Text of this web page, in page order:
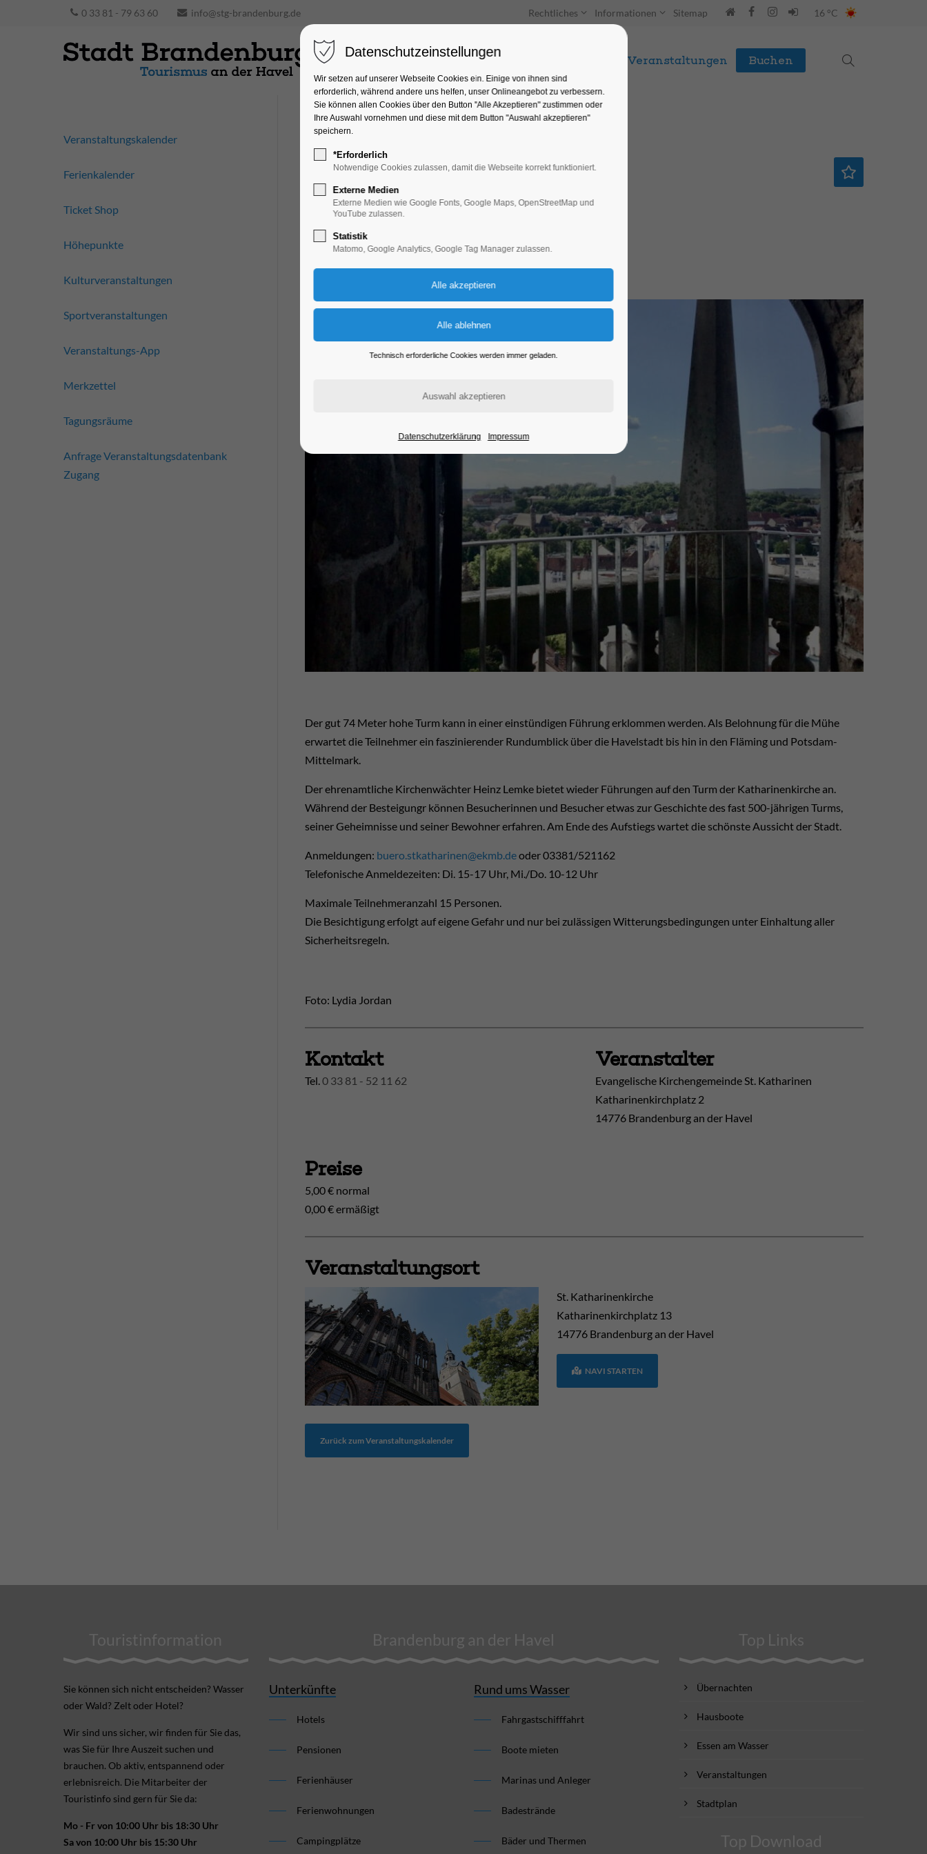
0 33 81 - 79 63 60 info@stg-brandenburg.de Rechtliches Informationen Sitemap 16 °C
Unterkünfte Entdecken & Erleben Veranstaltungen Buchen
Turmführung St.
Katharinenkirche
Führung
19.06.2025, 13:00–14:00
Der gut 74 Meter hohe Turm kann in einer einstündigen Führung erklommen werden. Als Belohnung für die Mühe
erwartet die Teilnehmer ein faszinierender Rundumblick über die Havelstadt bis hin in den Fläming und Potsdam-
Mittelmark.
Der ehrenamtliche Kirchenwächter Heinz Lemke bietet wieder Führungen auf den Turm der Katharinenkirche an.
Während der Besteigungr können Besucherinnen und Besucher etwas zur Geschichte des fast 500-jährigen Turms,
seiner Geheimnisse und seiner Bewohner erfahren. Am Ende des Aufstiegs wartet die schönste Aussicht der Stadt.
Anmeldungen: buero.stkatharinen@ekmb.deoder 03381/521162
Telefonische Anmeldezeiten: Di. 15-17 Uhr, Mi./Do. 10-12 Uhr
Maximale Teilnehmeranzahl 15 Personen.
Die Besichtigung erfolgt auf eigene Gefahr und nur bei zulässigen Witterungsbedingungen unter Einhaltung aller
Sicherheitsregeln.
Foto: Lydia Jordan
Kontakt
Tel. 0 33 81 - 52 11 62
Veranstalter
Evangelische Kirchengemeinde St. Katharinen
Katharinenkirchplatz 2
14776 Brandenburg an der Havel
Preise
5,00 € normal
0,00 € ermäßigt
Veranstaltungsort
St. Katharinenkirche
Katharinenkirchplatz 13
14776 Brandenburg an der Havel
NAVI STARTEN
Zurück zum Veranstaltungskalender
Veranstaltungskalender
Ferienkalender
Ticket Shop
Höhepunkte
Kulturveranstaltungen
Sportveranstaltungen
Veranstaltungs-App
Merkzettel
Tagungsräume
Anfrage Veranstaltungsdatenbank
Zugang
Touristinformation
Sie können sich nicht ent­scheiden? Wasser
oder Wald? Zelt oder Hotel?
Wir sind uns sicher, wir finden für Sie das,
was Sie für Ihre Aus­zeit suchen und
brauchen. Ob aktiv, ent­spannend oder
erlebnis­reich. Die Mitarbeiter der
Touristinfo sind gern für Sie da:
Mo - Fr von 10:00 Uhr bis 18:30 Uhr
Sa von 10:00 Uhr bis 15:30 Uhr
Brandenburg an der Havel
Unterkünfte
Hotels
Pensionen
Ferienhäuser
Ferienwohnungen
Campingplätze
Rund ums Wasser
Fahrgastschifffahrt
Boote mieten
Marinas und Anleger
Badestrände
Bäder und Thermen
Top Links
Übernachten
Hausboote
Essen am Wasser
Veranstaltungen
Stadtplan
Top Download
Datenschutzeinstellungen
Wir setzen auf unserer Webseite Cookies ein. Einige von ihnen sind
erforderlich, während andere uns helfen, unser Onlineangebot zu verbessern.
Sie können allen Cookies über den Button "Alle Akzeptieren" zustimmen oder
Ihre Auswahl vornehmen und diese mit dem Button "Auswahl akzeptieren"
speichern.
*Erforderlich
Notwendige Cookies zulassen, damit die Webseite korrekt funktioniert.
Externe Medien
Externe Medien wie Google Fonts, Google Maps, OpenStreetMap und
YouTube zulassen.
Statistik
Matomo, Google Analytics, Google Tag Manager zulassen.
Technisch erforderliche Cookies werden immer geladen.
Datenschutzerklärung Impressum